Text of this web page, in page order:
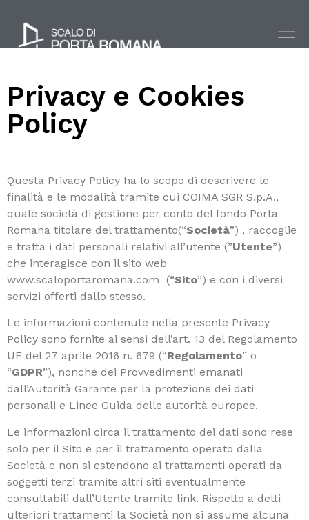
Privacy e Cookies
Policy
Questa Privacy Policy ha lo scopo di descrivere le
finalità e le modalità tramite cui COIMA SGR S.p.A.,
quale società di gestione per conto del fondo Porta
Romana titolare del trattamento(“Società”) , raccoglie
e tratta i dati personali relativi all’utente (”Utente”)
che interagisce con il sito web
www.scaloportaromana.com (“Sito”) e con i diversi
servizi offerti dallo stesso.
Le informazioni contenute nella presente Privacy
Policy sono fornite ai sensi dell’art. 13 del Regolamento
UE del 27 aprile 2016 n. 679 (“Regolamento” o
“GDPR”), nonché dei Provvedimenti emanati
dall’Autorità Garante per la protezione dei dati
personali e Linee Guida delle autorità europee.
Le informazioni circa il trattamento dei dati sono rese
solo per il Sito e per il trattamento operato dalla
Società e non si estendono ai trattamenti operati da
soggetti terzi tramite altri siti eventualmente
consultabili dall’Utente tramite link. Rispetto a detti
ulteriori trattamenti la Società non si assume alcuna